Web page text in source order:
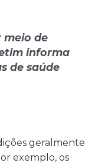
meio de
informa
de saúde
geralmente
exemplo, os